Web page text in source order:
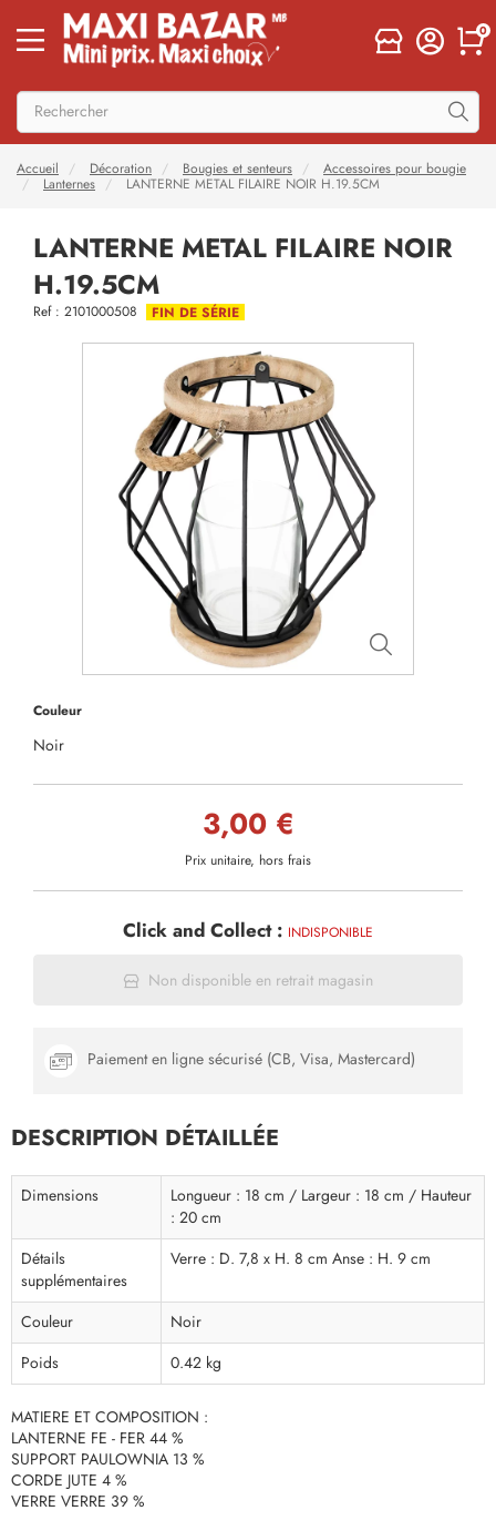
0
Accueil Décoration Bougies et senteurs
Accessoires pour bougie
Lanternes
LANTERNE METAL FILAIRE NOIR H.19.5CM
LANTERNE METAL FILAIRE NOIR
H.19.5CM
Ref : 2101000508 FIN DE SÉRIE
Couleur
Noir
3,00 €
Prix unitaire, hors frais
Click and Collect : INDISPONIBLE
Non disponible en retrait magasin
Paiement en ligne sécurisé (CB, Visa, Mastercard)
DESCRIPTION DÉTAILLÉE
Dimensions
Longueur : 18 cm / Largeur : 18 cm / Hauteur
: 20 cm
Détails
supplémentaires
Verre : D. 7,8 x H. 8 cm Anse : H. 9 cm
Couleur
Noir
Poids
0.42 kg
MATIERE ET COMPOSITION :
LANTERNE FE - FER 44 %
SUPPORT PAULOWNIA 13 %
CORDE JUTE 4 %
VERRE VERRE 39 %